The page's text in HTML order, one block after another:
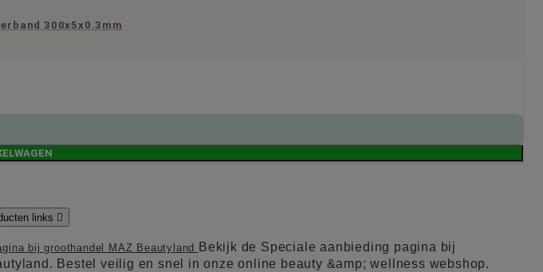
300x5x0.3mm
links 
bij groothandel MAZ Beautyland
Bekijk de Speciale aanbieding pagina bij
Bestel veilig en snel in onze online beauty &amp; wellness webshop.